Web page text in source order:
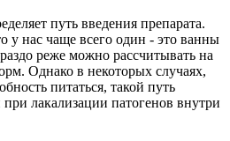
путь введения препарата.
у нас чаще всего один - это ванны
реже можно рассчитывать на
Однако в некоторых случаях,
питаться, такой путь
лакализации патогенов внутри